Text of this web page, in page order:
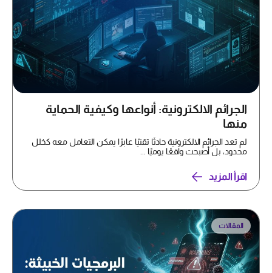
الجرائم الالكترونية: أنواعها وكيفية الحماية
منها
لم تعد الجرائم الالكترونية حادثًا تقنيًا عابرًا يمكن التعامل معه كخلل
محدود، بل أصبحت واقعًا يوميًا ...
اقرأ المزيد
المقالات